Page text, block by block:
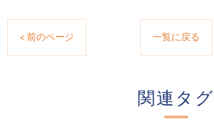
< 前のページ 一覧に戻る
関連タグ